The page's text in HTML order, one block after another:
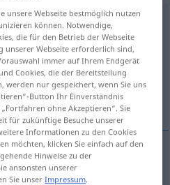
anklicken/antippen)
bleiben
bleiben
unsere Webseite bestmöglich nutzen
können. Notwendige,
die für den Betrieb der Webseite
unserer Webseite erforderlich sind,
immer auf Ihrem Endgerät
Cookies, die der Bereitstellung
werden nur gespeichert, wenn Sie uns
Button Ihr Einverständnis
ohne Akzeptieren“. Sie
für zukünftige Besuche unserer
Informationen zu den Cookies
möchten, klicken Sie einfach auf den
Hinweise zu der
ansonsten unserer
Sie unserImpressum.